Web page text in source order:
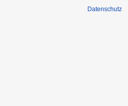
Datenschutz